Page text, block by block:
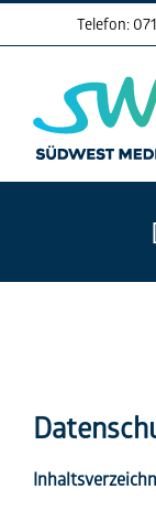
to
Telefon: